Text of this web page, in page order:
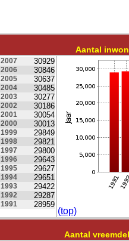
Aantal
2007 30929
2006 30846
2005 30637
2004 30485
2003 30277
2002 30186
2001 30054
2000 30013
1999 29849
1998 29821
1997 29800
1996 29643
1995 29627
1994 29651
1993 29422
1992 29287
1991 28959
(top)
Aantal